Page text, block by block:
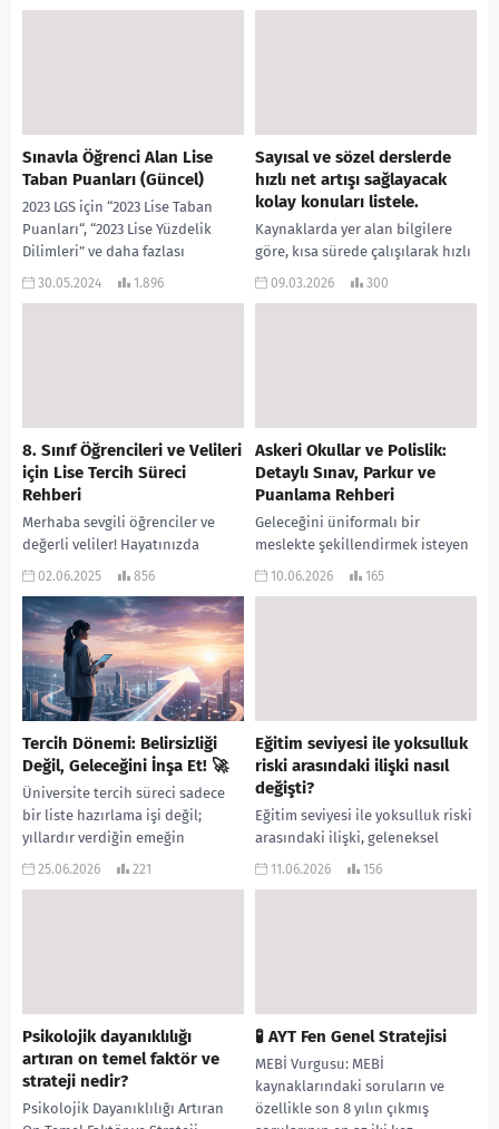
Sınavla Öğrenci Alan Lise
Taban Puanları (Güncel)
2023 LGS için “2023 Lise Taban
Puanları“, “2023 Lise Yüzdelik
Dilimleri” ve daha fazlası
Rehberlik Servisi’nde. Güncel bu
30.05.2024 1.896
Sayısal ve sözel derslerde
hızlı net artışı sağlayacak
kolay konuları listele.
Kaynaklarda yer alan bilgilere
göre, kısa sürede çalışılarak hızlı
net artışı sağlayabileceğiniz
09.03.2026 300
8. Sınıf Öğrencileri ve Velileri
için Lise Tercih Süreci
Rehberi
Merhaba sevgili öğrenciler ve
değerli veliler! Hayatınızda
önemli bir dönüm
seçimi, geleceğinizi
şekillendirecek en kritik
adımlardan biri....
02.06.2025 856
Askeri Okullar ve Polislik:
Detaylı Sınav, Parkur ve
Puanlama Rehberi
Geleceğini üniformalı bir
meslekte şekillendirmek isteyen
adaylar için tercih süreci, sadece
10.06.2026 165
Tercih Dönemi: Belirsizliği
Değil, Geleceğini İnşa Et! 🚀
Üniversite tercih süreci sadece
bir liste hazırlama işi değil;
yıllardır verdiğin emeğin
karşılığını alacağın, hayatının en
25.06.2026 221
Eğitim seviyesi ile yoksulluk
riski arasındaki ilişki nasıl
değişti?
Eğitim seviyesi ile yoksulluk riski
arasındaki ilişki, geleneksel
olarak eğitimin yoksulluğa karşı
11.06.2026 156
Psikolojik dayanıklılığı
artıran on temel faktör ve
strateji nedir?
Psikolojik Dayanıklılığı Artıran
🧪 AYT Fen Genel Stratejisi
MEBİ Vurgusu: MEBİ
kaynaklarındaki soruların ve
özellikle son 8 yılın çıkmış